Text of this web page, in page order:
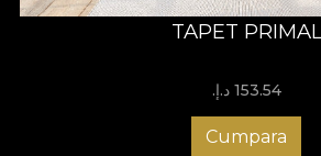
TAPET PRIMAL
153.54 د.إ.‏
Cumpara